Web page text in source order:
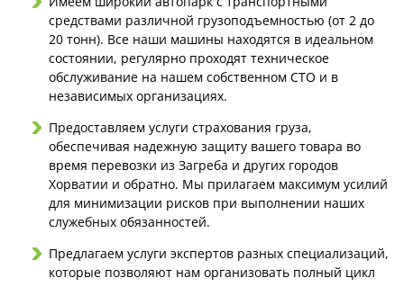
средствами различной грузоподъемностью (от 2 до
20 тонн). Все наши машины находятся в идеальном
состоянии, регулярно проходят техническое
обслуживание на нашем собственном СТО и в
независимых организациях.
Предоставляем услуги страхования груза,
обеспечивая надежную защиту вашего товара во
время перевозки из Загреба и других городов
Хорватии и обратно. Мы прилагаем максимум усилий
для минимизации рисков при выполнении наших
служебных обязанностей.
Предлагаем услуги экспертов разных специализаций,
которые позволяют нам организовать полный цикл